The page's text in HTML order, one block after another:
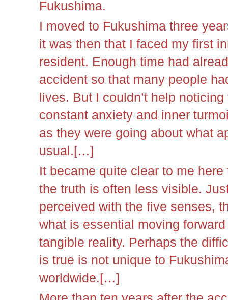
Fukushima.
I moved to Fukushima three
it was then that I faced my first
resident. Enough time had
accident so that many people
lives. But I couldn’t help
constant anxiety and inner
as they were going about what
usual.[…]
It became quite clear to me
the truth is often less visible.
perceived with the five senses,
what is essential moving
tangible reality. Perhaps the
is true is not unique to
worldwide.[…]